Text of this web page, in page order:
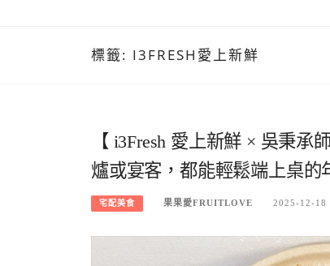
標籤: I3FRESH愛上新鮮
【 i3Fresh 愛上新鮮 × 吳秉
爐或宴客，都能輕鬆端上桌的
宅配美食 果果愛FRUITLOVE 2025-12-18